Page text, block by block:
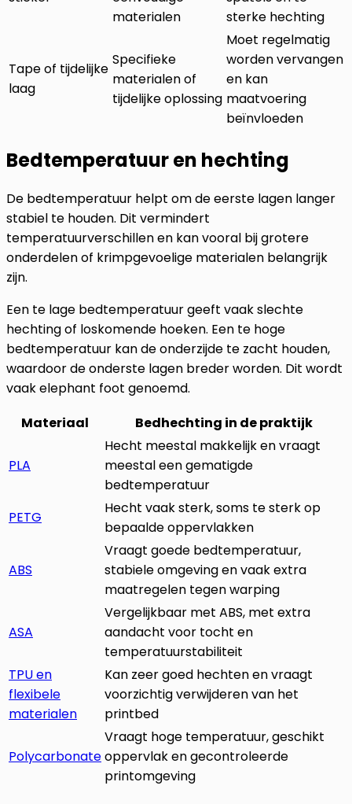
materialen
sterke hechting
Tape of tijdelijke
laag
Specifieke
materialen of
tijdelijke oplossing
Moet regelmatig
worden vervangen
en kan
maatvoering
beïnvloeden
Bedtemperatuur en hechting
De bedtemperatuur helpt om de eerste lagen langer
stabiel te houden. Dit vermindert
temperatuurverschillen en kan vooral bij grotere
onderdelen of krimpgevoelige materialen belangrijk
zijn.
Een te lage bedtemperatuur geeft vaak slechte
hechting of loskomende hoeken. Een te hoge
bedtemperatuur kan de onderzijde te zacht houden,
waardoor de onderste lagen breder worden. Dit wordt
vaak elephant foot genoemd.
Materiaal
Bedhechting in de praktijk
PLA
Hecht meestal makkelijk en vraagt
meestal een gematigde
bedtemperatuur
PETG
Hecht vaak sterk, soms te sterk op
bepaalde oppervlakken
ABS
Vraagt goede bedtemperatuur,
stabiele omgeving en vaak extra
maatregelen tegen warping
ASA
Vergelijkbaar met ABS, met extra
aandacht voor tocht en
temperatuurstabiliteit
TPU en
flexibele
materialen
Kan zeer goed hechten en vraagt
voorzichtig verwijderen van het
printbed
Polycarbonate
Vraagt hoge temperatuur, geschikt
oppervlak en gecontroleerde
printomgeving